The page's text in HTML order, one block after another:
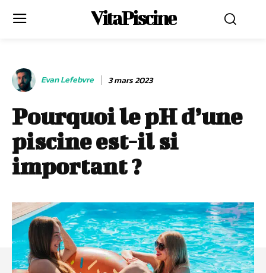
VitaPiscine
Evan Lefebvre 3 mars 2023
Pourquoi le pH d’une
piscine est-il si
important ?